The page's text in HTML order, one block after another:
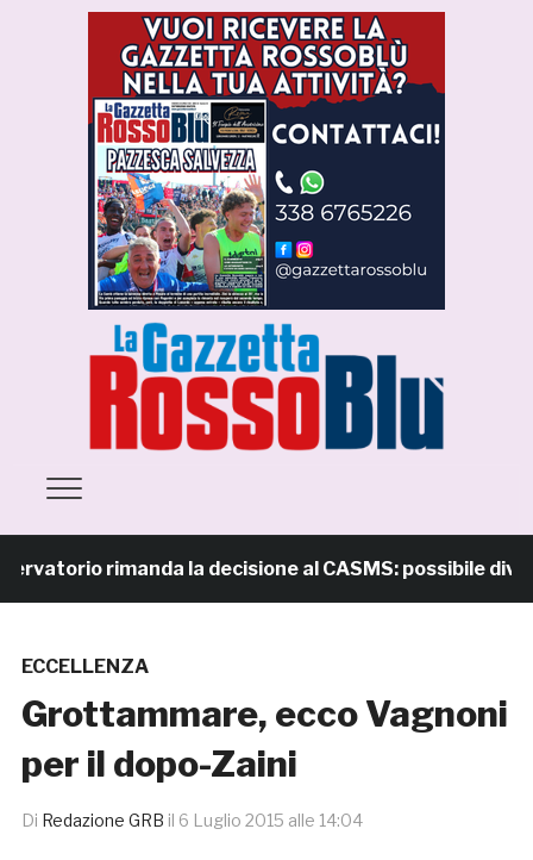
rimanda la decisione al CASMS: possibile divieto
ECCELLENZA
Grottammare, ecco Vagnoni
per il dopo-Zaini
Di Redazione GRB il 6 Luglio 2015 alle 14:04